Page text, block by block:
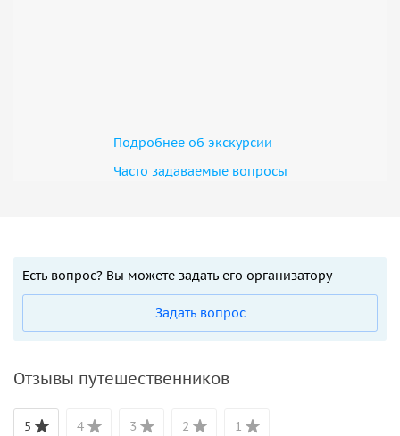
Подробнее об экскурсии
Часто задаваемые вопросы
Есть вопрос? Вы можете задать его организатору
Задать вопрос
Отзывы путешественников
5 4 3 2 1